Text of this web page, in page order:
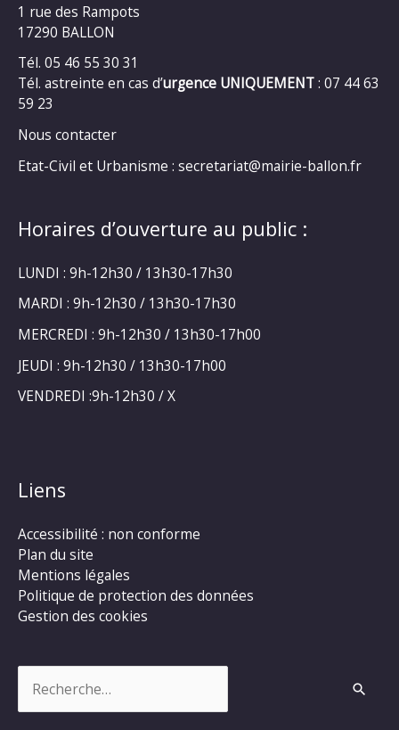
1 rue des Rampots
17290 BALLON
Tél. 05 46 55 30 31
Tél. astreinte en cas d’urgence UNIQUEMENT: 07 44 63
59 23
Nous contacter
Etat-Civil et Urbanisme : secretariat@mairie-ballon.fr
Horaires d’ouverture au public :
LUNDI : 9h-12h30 / 13h30-17h30
MARDI : 9h-12h30 / 13h30-17h30
MERCREDI : 9h-12h30 / 13h30-17h00
JEUDI : 9h-12h30 / 13h30-17h00
VENDREDI :9h-12h30 / X
Liens
Accessibilité : non conforme
Plan du site
Mentions légales
Politique de protection des données
Gestion des cookies